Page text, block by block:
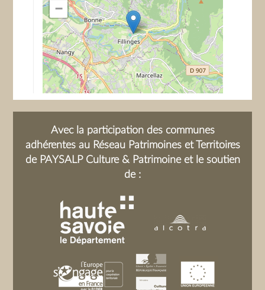
−
Avec la participation des communes
adhérentes au Réseau Patrimoines et Territoires
de PAYSALP Culture & Patrimoine et le soutien
de :